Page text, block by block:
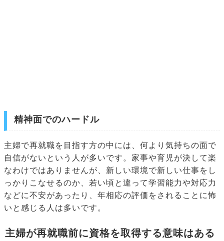
精神面でのハードル
主婦で再就職を目指す方の中には、何より気持ちの面で
自信がないという人が多いです。家事や育児が決して楽
なわけではありませんが、新しい環境で新しい仕事をし
っかりこなせるのか、若い頃と違って学習能力や対応力
などに不安があったり、年相応の評価をされることに怖
いと感じる人は多いです。
主婦が再就職前に資格を取得する意味はある